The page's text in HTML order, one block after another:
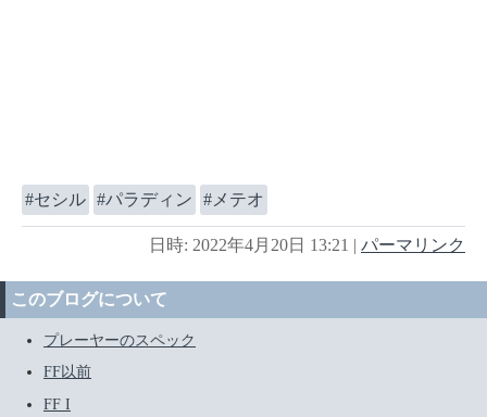
セシル パラディン メテオ
日時: 2022年4月20日 13:21 | パーマリンク
このブログについて
プレーヤーのスペック
FF以前
FF I